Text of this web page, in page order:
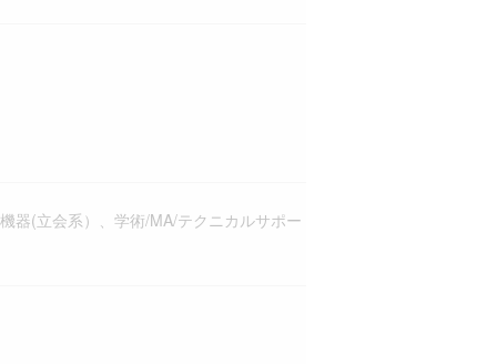
器(立会系）、学術/MA/テクニカルサポー